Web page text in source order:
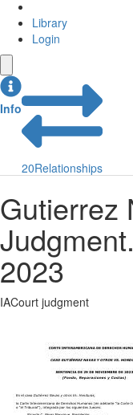
Library
Login
Info
20Relationships
Gutierrez
2023
IACourt judgment